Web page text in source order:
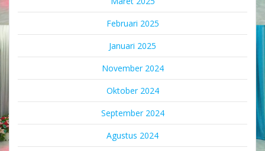
Februari 2025
Januari 2025
November 2024
Oktober 2024
September 2024
Agustus 2024